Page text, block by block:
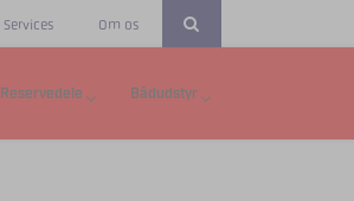
Services Om os
Reservedele Bådudstyr